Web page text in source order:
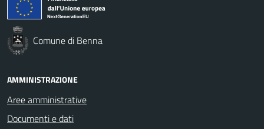
Comune di Benna
AMMINISTRAZIONE
Aree amministrative
Documenti e dati